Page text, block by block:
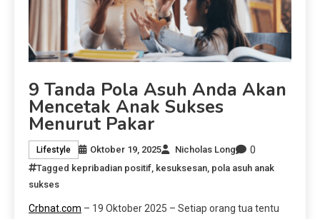
9 Tanda Pola Asuh Anda Akan
Mencetak Anak Sukses
Menurut Pakar
Lifestyle Oktober 19, 2025 Nicholas Long 0
Tagged kepribadian positif kesuksesan pola asuh anak
sukses
Crbnat.com – 19 Oktober 2025 – Setiap orang tua tentu